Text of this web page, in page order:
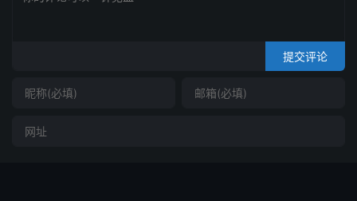
提交评论